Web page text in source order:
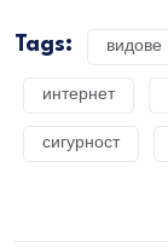
Tags: видове
интернет
сигурност